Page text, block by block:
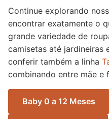
Continue explorando
encontrar exatamente o
grande variedade de
camisetas até jardineiras
conferir também a linha
combinando entre mãe e
Baby 0 a 12 Meses